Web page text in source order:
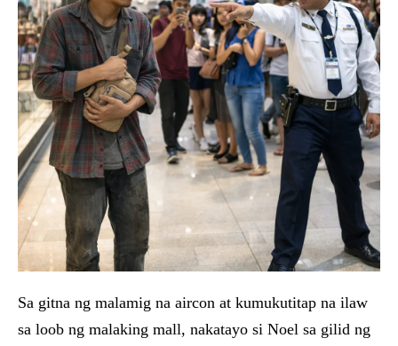
Sa gitna ng malamig na aircon at kumukutitap na ilaw
sa loob ng malaking mall, nakatayo si Noel sa gilid ng